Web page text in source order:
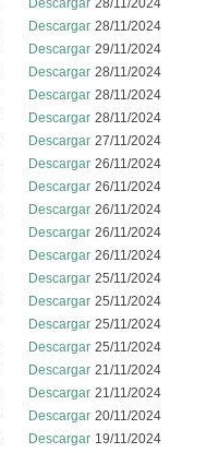
Descargar 28/11/2024
Descargar 28/11/2024
Descargar 29/11/2024
Descargar 28/11/2024
Descargar 28/11/2024
Descargar 28/11/2024
Descargar 27/11/2024
Descargar 26/11/2024
Descargar 26/11/2024
Descargar 26/11/2024
Descargar 26/11/2024
Descargar 26/11/2024
Descargar 25/11/2024
Descargar 25/11/2024
Descargar 25/11/2024
Descargar 25/11/2024
Descargar 21/11/2024
Descargar 21/11/2024
Descargar 20/11/2024
Descargar 19/11/2024